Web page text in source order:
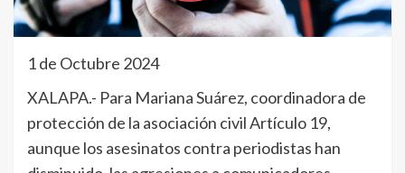
1 de Octubre 2024
XALAPA.- Para Mariana Suárez, coordinadora de
protección de la asociación civil Artículo 19,
aunque los asesinatos contra periodistas han